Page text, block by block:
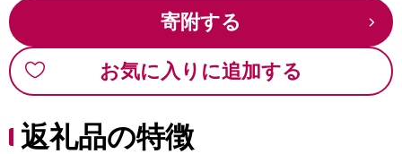
寄附する
お気に入りに追加する
返礼品の特徴